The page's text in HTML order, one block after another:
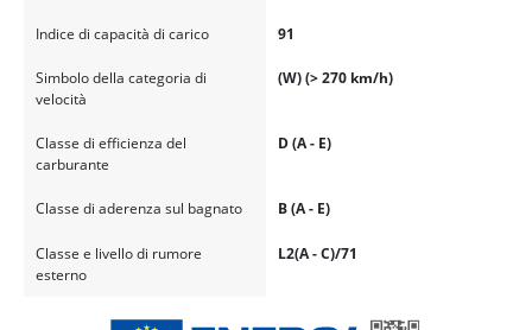
Indice di capacità di carico 91
Simbolo della categoria di
velocità
(W) (> 270 km/h)
Classe di efficienza del
carburante
D (A - E)
Classe di aderenza sul bagnato B (A - E)
Classe e livello di rumore
esterno
L2(A - C)/71